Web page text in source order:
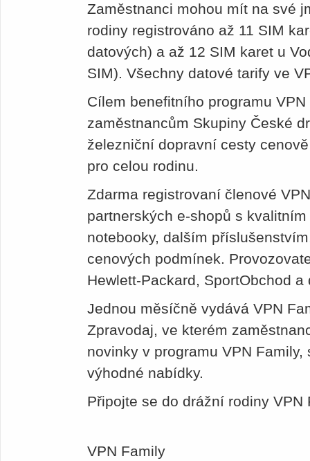
Zaměstnanci mohou mít na své
rodiny registrováno až 11 SIM
datových) a až 12 SIM karet u
SIM). Všechny datové tarify ve
Cílem benefitního programu
zaměstnancům Skupiny České
železniční dopravní cesty
pro celou rodinu.
Zdarma registrovaní členové
partnerských e-shopů s
notebooky, dalším
cenových podmínek.
Hewlett-Packard, SportObchod a
Jednou měsíčně vydává VPN
Zpravodaj, ve kterém
novinky v programu VPN
výhodné nabídky.
Připojte se do drážní rodiny VPN
VPN Family